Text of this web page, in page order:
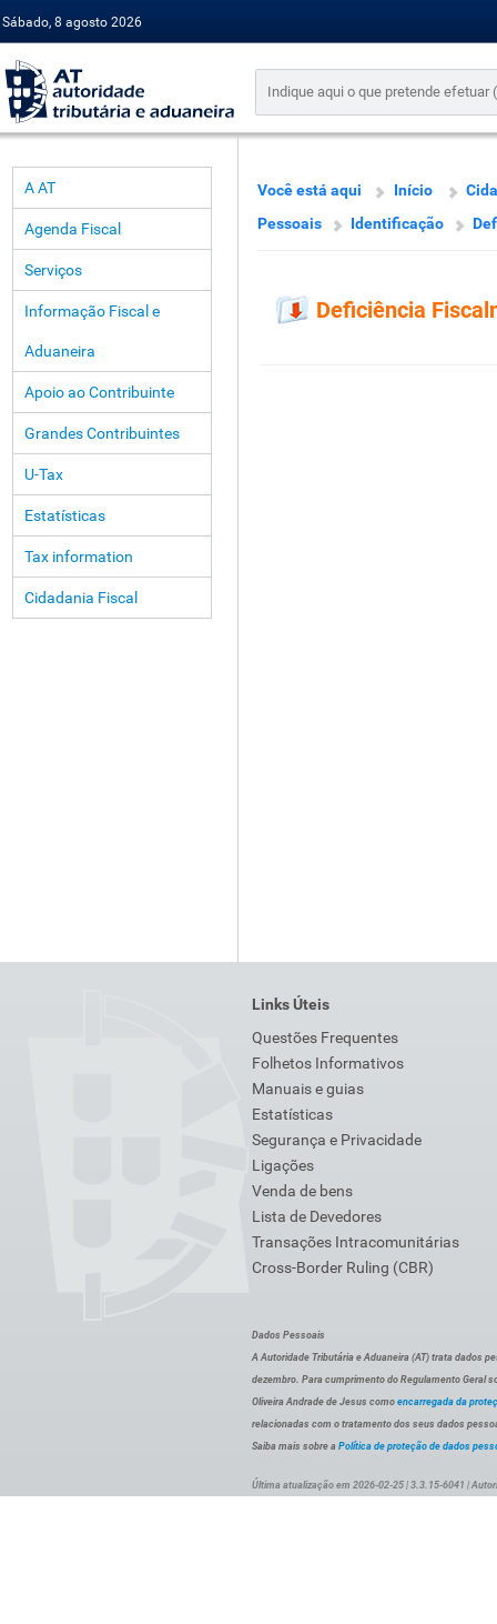
Sábado, 8 agosto 2026
A AT
Agenda Fiscal
Serviços
Informação Fiscal e
Aduaneira
Apoio ao Contribuinte
Grandes Contribuintes
U-Tax
Estatísticas
Tax information
Cidadania Fiscal
Você está aqui Início
Pessoais
Identificação
Deficiência
Links Úteis
Questões Frequentes
Folhetos Informativos
Manuais e guias
Estatísticas
Segurança e Privacidade
Ligações
Venda de bens
Lista de Devedores
Transações Intracomunitárias
Cross-Border Ruling (CBR)
Dados Pessoais
A Autoridade Tributária e Aduaneira (AT) trata dados
dezembro. Para cumprimento do Regulamento Geral
Oliveira Andrade de Jesus como encarregada da
relacionadas com o tratamento dos seus dados
Saiba mais sobre a Política de proteção de dados
Última atualização em 2026-02-25 | 3.3.15-6041 |